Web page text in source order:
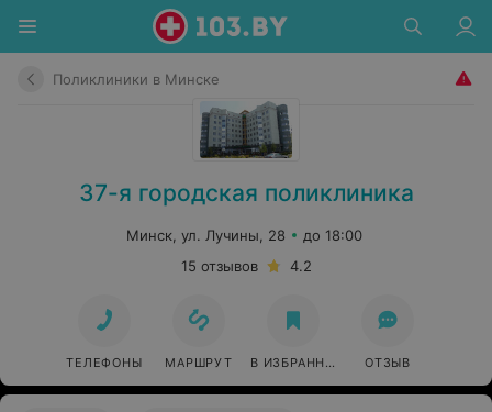
Поликлиники в Минске
37-я городская поликлиника
Минск, ул. Лучины, 28
до 18:00
15 отзывов
4.2
ТЕЛЕФОНЫ МАРШРУТ В ИЗБРАННОЕ ОТЗЫВ